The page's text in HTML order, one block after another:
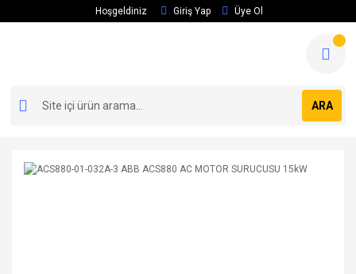
Hoşgeldiniz Giriş Yap Üye Ol
ARA